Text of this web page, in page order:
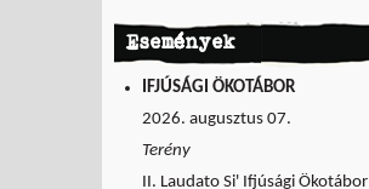
Események
IFJÚSÁGI ÖKOTÁBOR
2026. augusztus 07.
Terény
II. Laudato Si' Ifjúsági Ökotábor